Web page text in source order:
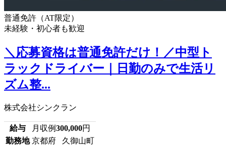
普通免許（AT限定）
未経験・初心者も歓迎
＼応募資格は普通免許だけ！／中型ト
ラックドライバー｜日勤のみで生活リ
ズム整...
株式会社シンクラン
給与 月収例300,000円
勤務地 京都府 久御山町